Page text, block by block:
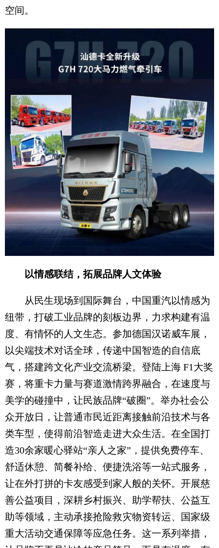
空间。
以情感联结，拓展品牌人文体验
从民生现场到国际舞台，中国重汽以情感为
纽带，打破工业品牌的刻板边界，力求构建有温
度、有情怀的人文生态。参加德国汉诺威车展，
以尖端技术对话全球，传递中国智造的自信底
气，搭建跨文化产业交流桥梁。登陆上海 F1大奖
赛，将重卡力量与赛道激情跨界融合，在速度与
美学的碰撞中，让民族品牌“破圈”。举办社会公
众开放日，让普通市民近距离接触前沿技术与各
类车型，使得前沿智造走进大众生活。在全国打
造30余家暖心驿站“亲人之家”，提供免费停车、
舒适休憩、简餐补给、便捷洗浴等一站式服务，
让在外打拼的卡友感受到家人般的关怀。开展慈
善公益项目，深耕乡村振兴、助学帮扶、公益互
助等领域，主动承接抢险救灾物资转运、国家级
重大活动交通保障等应急任务。这一系列举措，